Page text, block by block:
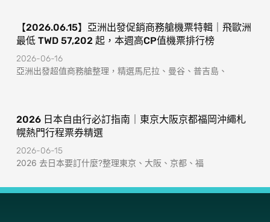
【2026.06.15】亞洲出發促銷商務艙機票特輯｜飛歐洲
最低 TWD 57,202 起，本週高CP值機票排行榜
2026-06-16
亞洲出發超值商務艙整理，精選馬尼拉、曼谷、普吉島、
2026 日本自由行必訂指南｜東京大阪京都福岡沖繩札
幌熱門行程票券精選
2026-06-15
2026 去日本要訂什麼?整理東京、大阪、京都、福